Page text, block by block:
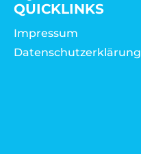
QUICKLINKS
Impressum
Datenschutzerklärung